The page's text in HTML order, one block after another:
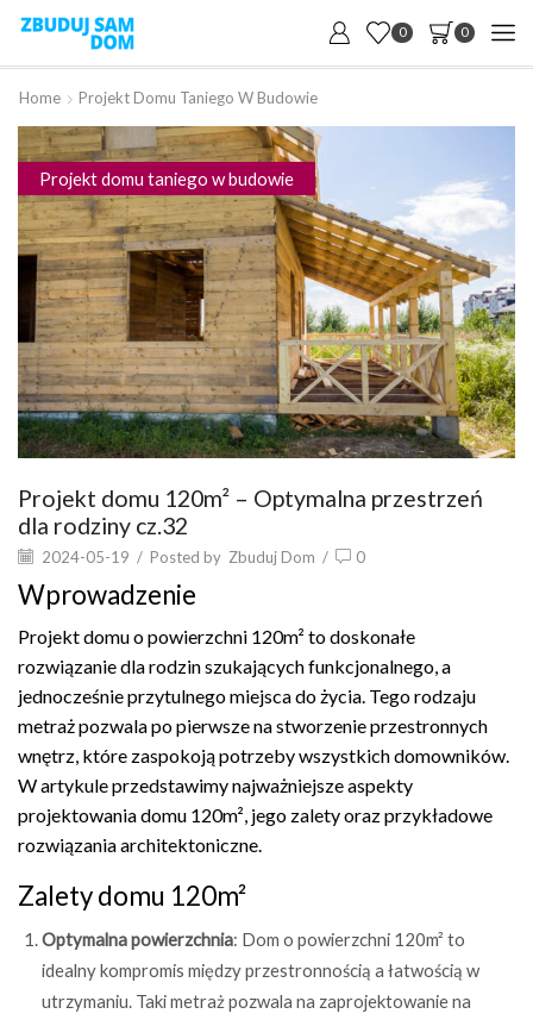
0 0
Home Projekt Domu Taniego W Budowie
Projekt domu taniego w budowie
Projekt domu 120m² – Optymalna przestrzeń
dla rodziny cz.32
2024-05-19 / Posted by Zbuduj Dom / 0
Wprowadzenie
Projekt domu o powierzchni 120m² to doskonałe
rozwiązanie dla rodzin szukających funkcjonalnego, a
jednocześnie przytulnego miejsca do życia. Tego rodzaju
metraż pozwala po pierwsze na stworzenie przestronnych
wnętrz, które zaspokoją potrzeby wszystkich domowników.
W artykule przedstawimy najważniejsze aspekty
projektowania domu 120m², jego zalety oraz przykładowe
rozwiązania architektoniczne.
Zalety domu 120m²
Optymalna powierzchnia: Dom o powierzchni 120m² to
idealny kompromis między przestronnością a łatwością w
utrzymaniu. Taki metraż pozwala na zaprojektowanie na